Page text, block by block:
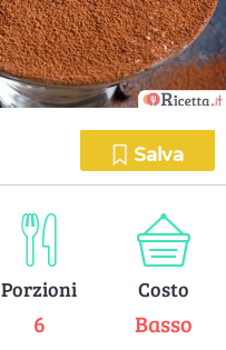
Salva
Porzioni
6
Costo
Basso